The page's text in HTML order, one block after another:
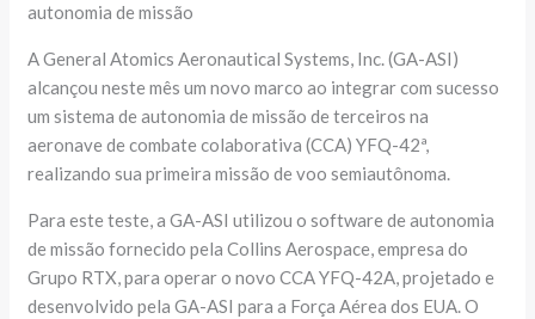
autonomia de missão
A General Atomics Aeronautical Systems, Inc. (GA-ASI)
alcançou neste mês um novo marco ao integrar com sucesso
um sistema de autonomia de missão de terceiros na
aeronave de combate colaborativa (CCA) YFQ-42ª,
realizando sua primeira missão de voo semiautônoma.
Para este teste, a GA-ASI utilizou o software de autonomia
de missão fornecido pela Collins Aerospace, empresa do
Grupo RTX, para operar o novo CCA YFQ-42A, projetado e
desenvolvido pela GA-ASI para a Força Aérea dos EUA. O